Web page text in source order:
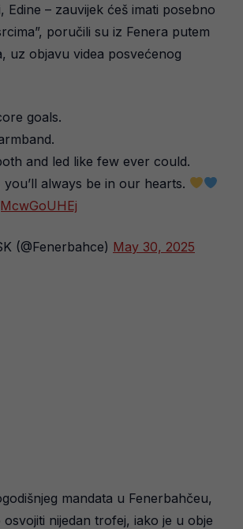
Edine – zauvijek ćeš imati posebno
poručili su iz Fenera putem
uz objavu videa posvećenog
goals.
and led like few ever could.
always be in our hearts.
(@Fenerbahce) May 30, 2025
mandata u Fenerbahčeu,
nijedan trofej, iako je u obje